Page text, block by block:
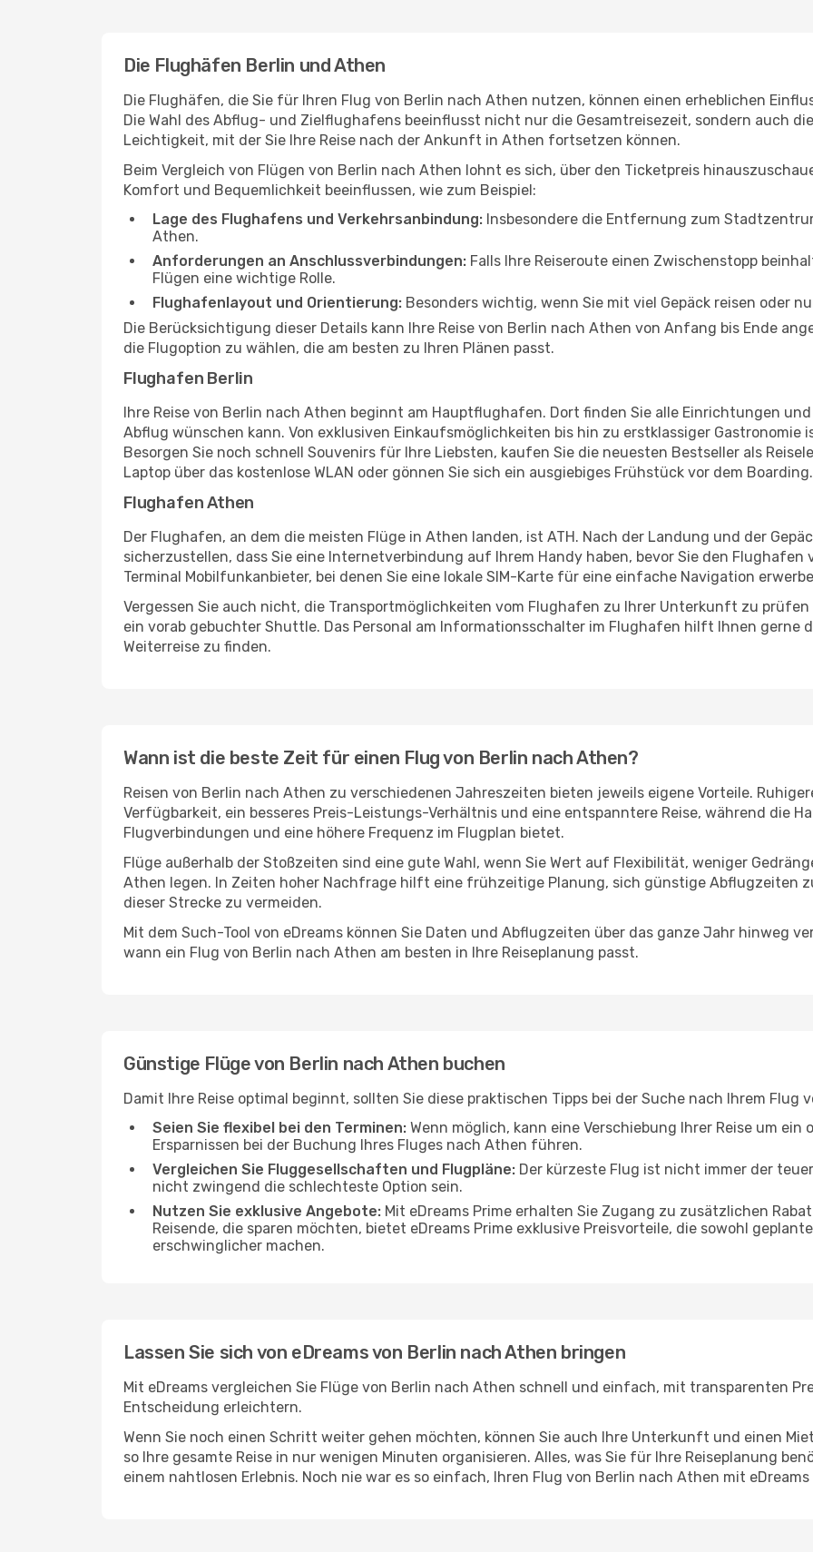
Die Flughäfen Berlin und Athen
Die Flughäfen, die Sie für Ihren Flug von Berlin nach Athen nutzen, können einen erheblichen
Die Wahl des Abflug- und Zielflughafens beeinflusst nicht nur die Gesamtreisezeit, sondern auch
Leichtigkeit, mit der Sie Ihre Reise nach der Ankunft in Athen fortsetzen können.
Beim Vergleich von Flügen von Berlin nach Athen lohnt es sich, über den Ticketpreis
Komfort und Bequemlichkeit beeinflussen, wie zum Beispiel:
Lage des Flughafens und Verkehrsanbindung: Insbesondere die Entfernung zum
Athen.
Anforderungen an Anschlussverbindungen: Falls Ihre Reiseroute einen Zwischenstopp
Flügen eine wichtige Rolle.
Flughafenlayout und Orientierung: Besonders wichtig, wenn Sie mit viel Gepäck reisen oder
Die Berücksichtigung dieser Details kann Ihre Reise von Berlin nach Athen von Anfang bis Ende
die Flugoption zu wählen, die am besten zu Ihren Plänen passt.
Flughafen Berlin
Ihre Reise von Berlin nach Athen beginnt am Hauptflughafen. Dort finden Sie alle Einrichtungen
Abflug wünschen kann. Von exklusiven Einkaufsmöglichkeiten bis hin zu erstklassiger Gastronomie
Besorgen Sie noch schnell Souvenirs für Ihre Liebsten, kaufen Sie die neuesten Bestseller als
Laptop über das kostenlose WLAN oder gönnen Sie sich ein ausgiebiges Frühstück vor dem Boarding.
Flughafen Athen
Der Flughafen, an dem die meisten Flüge in Athen landen, ist ATH. Nach der Landung und der
sicherzustellen, dass Sie eine Internetverbindung auf Ihrem Handy haben, bevor Sie den Flughafen
Terminal Mobilfunkanbieter, bei denen Sie eine lokale SIM-Karte für eine einfache Navigation
Vergessen Sie auch nicht, die Transportmöglichkeiten vom Flughafen zu Ihrer Unterkunft zu
ein vorab gebuchter Shuttle. Das Personal am Informationsschalter im Flughafen hilft Ihnen gerne
Weiterreise zu finden.
Wann ist die beste Zeit für einen Flug von Berlin nach Athen?
Reisen von Berlin nach Athen zu verschiedenen Jahreszeiten bieten jeweils eigene Vorteile.
Verfügbarkeit, ein besseres Preis-Leistungs-Verhältnis und eine entspanntere Reise, während die
Flugverbindungen und eine höhere Frequenz im Flugplan bietet.
Flüge außerhalb der Stoßzeiten sind eine gute Wahl, wenn Sie Wert auf Flexibilität, weniger
Athen legen. In Zeiten hoher Nachfrage hilft eine frühzeitige Planung, sich günstige Abflugzeiten
dieser Strecke zu vermeiden.
Mit dem Such-Tool von eDreams können Sie Daten und Abflugzeiten über das ganze Jahr hinweg
wann ein Flug von Berlin nach Athen am besten in Ihre Reiseplanung passt.
Günstige Flüge von Berlin nach Athen buchen
Damit Ihre Reise optimal beginnt, sollten Sie diese praktischen Tipps bei der Suche nach Ihrem Flug
Seien Sie flexibel bei den Terminen: Wenn möglich, kann eine Verschiebung Ihrer Reise um ein
Ersparnissen bei der Buchung Ihres Fluges nach Athen führen.
Vergleichen Sie Fluggesellschaften und Flugpläne: Der kürzeste Flug ist nicht immer der
nicht zwingend die schlechteste Option sein.
Nutzen Sie exklusive Angebote: Mit eDreams Prime erhalten Sie Zugang zu zusätzlichen
Reisende, die sparen möchten, bietet eDreams Prime exklusive Preisvorteile, die sowohl
erschwinglicher machen.
Lassen Sie sich von eDreams von Berlin nach Athen bringen
Mit eDreams vergleichen Sie Flüge von Berlin nach Athen schnell und einfach, mit transparenten
Entscheidung erleichtern.
Wenn Sie noch einen Schritt weiter gehen möchten, können Sie auch Ihre Unterkunft und einen
so Ihre gesamte Reise in nur wenigen Minuten organisieren. Alles, was Sie für Ihre Reiseplanung
einem nahtlosen Erlebnis. Noch nie war es so einfach, Ihren Flug von Berlin nach Athen mit